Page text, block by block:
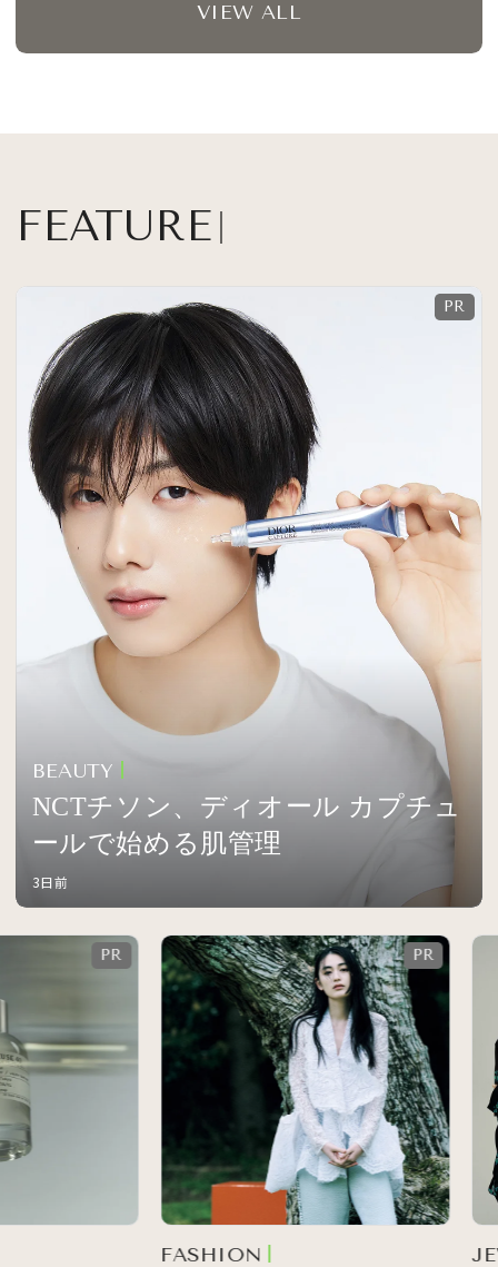
VIEW ALL
BEAUTY
NCTチソン、ディオール カプチュ
ールで始める肌管理
3日前
FASHION